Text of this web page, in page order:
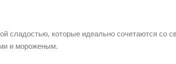
сладостью, которые идеально сочетаются со
и мороженым.